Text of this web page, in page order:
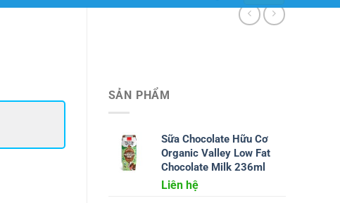
SẢN PHẨM
Sữa Chocolate Hữu Cơ
Organic Valley Low Fat
Chocolate Milk 236ml
Liên hệ